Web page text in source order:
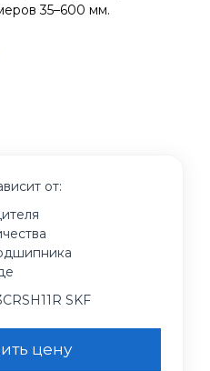
35–600 мм.
от:
SKF
цену